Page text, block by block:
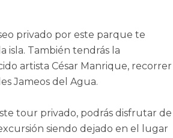
privado por este parque te
isla. También tendrás la
artista César Manrique, recorrer
Jameos del Agua.
tour privado, podrás disfrutar de
siendo dejado en el lugar